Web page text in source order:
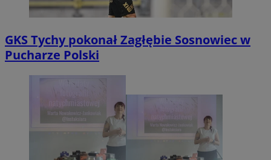
GKS Tychy pokonał Zagłębie Sosnowiec w
Pucharze Polski